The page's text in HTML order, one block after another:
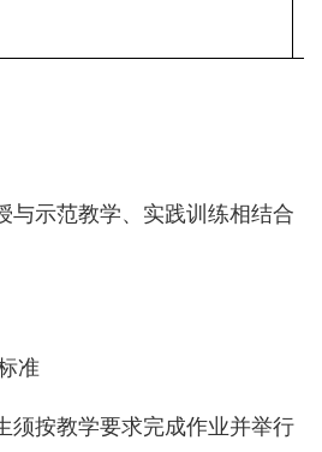
与示范教学、实践训练相结合
准
须按教学要求完成作业并举行